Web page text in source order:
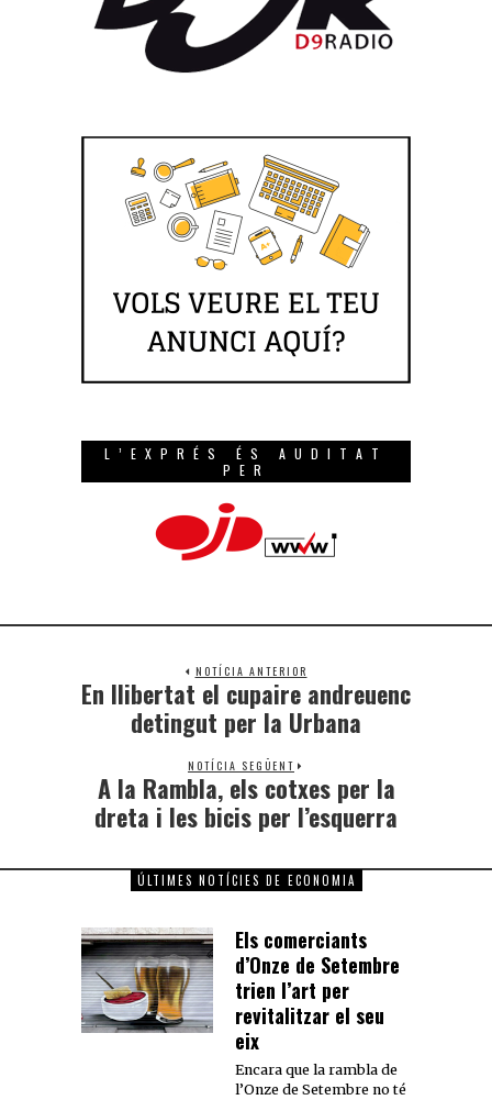
L’EXPRÉS ÉS AUDITAT
PER
NOTÍCIA ANTERIOR
En llibertat el cupaire andreuenc
detingut per la Urbana
NOTÍCIA SEGÜENT
A la Rambla, els cotxes per la
dreta i les bicis per l’esquerra
ÚLTIMES NOTÍCIES DE ECONOMIA
Els comerciants
d’Onze de Setembre
trien l’art per
revitalitzar el seu
eix
Encara que la rambla de
l’Onze de Setembre no té